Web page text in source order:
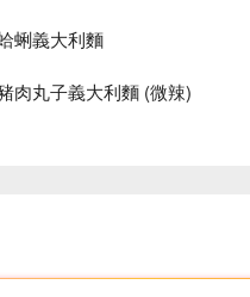
蜊義大利麵
肉丸子義大利麵 (微辣)